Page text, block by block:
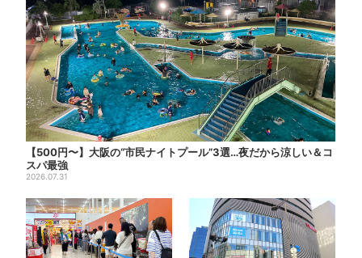
【500円〜】大阪の“市民ナイトプール”3選…夜だから涼しい＆コ
スパ最強
2026.07.31